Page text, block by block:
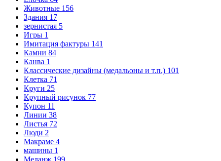
Животные 156
Здания 17
зернистая 5
Игры 1
Имитация фактуры 141
Камни 84
Канва 1
Классические дизайны (медальоны и т.п.) 101
Клетка 71
Круги 25
Крупный рисунок 77
Купон 11
Линии 38
Листья 72
Люди 2
Макраме 4
машины 1
Меланж 199